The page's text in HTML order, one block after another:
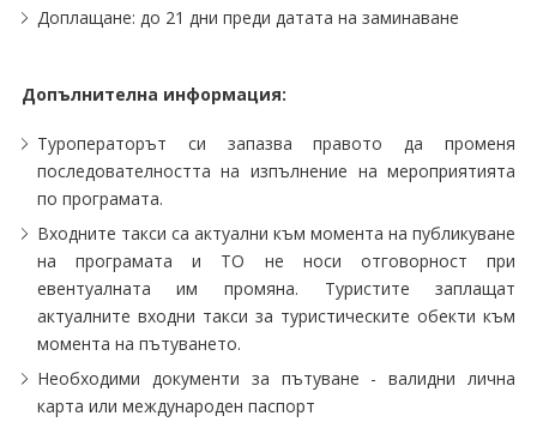
Доплащане: до 21 дни преди датата на заминаване
Допълнителна информация:
Туроператорът си запазва правото да променя
последователността на изпълнение на мероприятията
по програмата.
Входните такси са актуални към момента на публикуване
на програмата и ТО не носи отговорност при
евентуалната им промяна. Туристите заплащат
актуалните входни такси за туристическите обекти към
момента на пътуването.
Необходими документи за пътуване - валидни лична
карта или международен паспорт